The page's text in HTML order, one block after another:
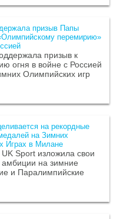
призыв Папы
перемирию»
призыв к
огня в войне с Россией
Олимпийских игр
на рекордные
на Зимних
Играх в Милане
Sport изложила свои
на зимние
и Паралимпийские